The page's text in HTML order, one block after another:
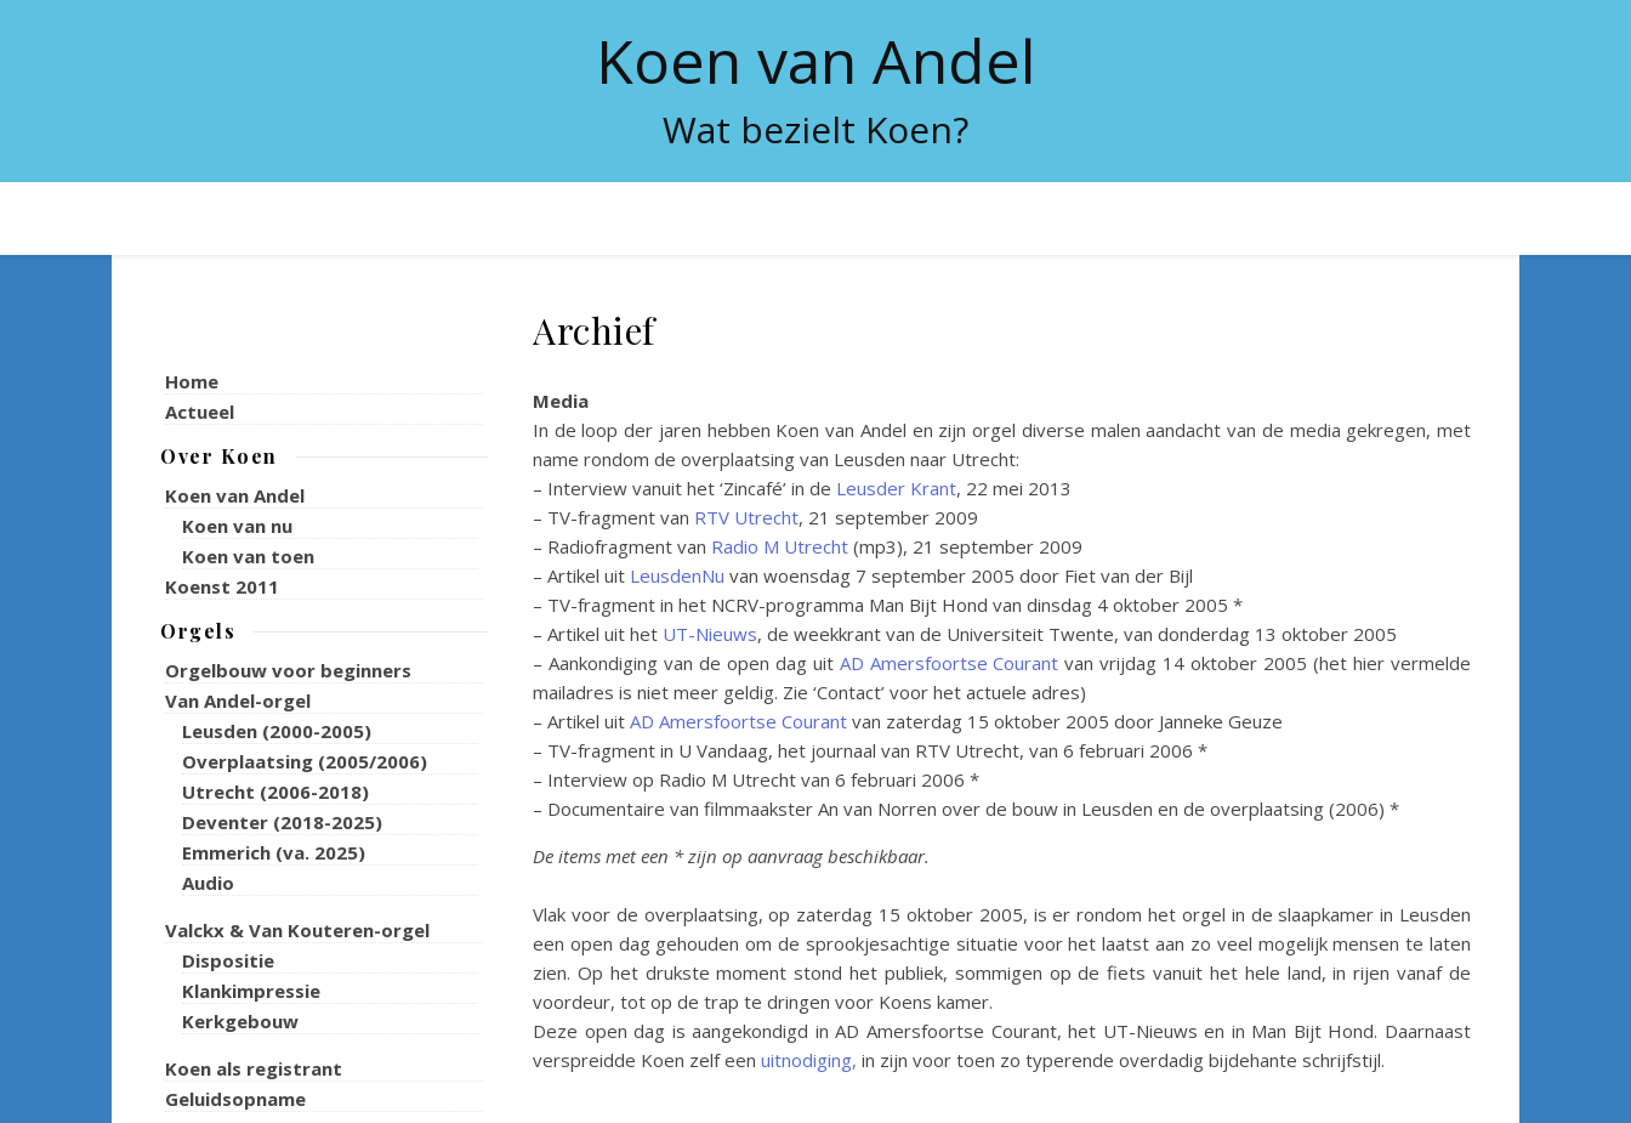
Koen van Andel
Wat bezielt Koen?
Home
Actueel
Over Koen
Koen van Andel
Koen van nu
Koen van toen
Koenst 2011
Orgels
Orgelbouw voor beginners
Van Andel-orgel
Leusden (2000-2005)
Overplaatsing (2005/2006)
Utrecht (2006-2018)
Deventer (2018-2025)
Emmerich (va. 2025)
Audio
Valckx & Van Kouteren-orgel
Dispositie
Klankimpressie
Kerkgebouw
Koen als registrant
Geluidsopname
Archief
Media
In de loop der jaren hebben Koen van Andel en zijn orgel diverse malen aandacht van de media gekregen, met
name rondom de overplaatsing van Leusden naar Utrecht:
– Interview vanuit het ‘Zincafé’ in de Leusder Krant, 22 mei 2013
– TV-fragment van RTV Utrecht, 21 september 2009
– Radiofragment van Radio M Utrecht (mp3), 21 september 2009
– Artikel uit LeusdenNu van woensdag 7 september 2005 door Fiet van der Bijl
– TV-fragment in het NCRV-programma Man Bijt Hond van dinsdag 4 oktober 2005 *
– Artikel uit het UT-Nieuws, de weekkrant van de Universiteit Twente, van donderdag 13 oktober 2005
– Aankondiging van de open dag uit AD Amersfoortse Courant van vrijdag 14 oktober 2005 (het hier vermelde
mailadres is niet meer geldig. Zie ‘Contact’ voor het actuele adres)
– Artikel uit AD Amersfoortse Courant van zaterdag 15 oktober 2005 door Janneke Geuze
– TV-fragment in U Vandaag, het journaal van RTV Utrecht, van 6 februari 2006 *
– Interview op Radio M Utrecht van 6 februari 2006 *
– Documentaire van filmmaakster An van Norren over de bouw in Leusden en de overplaatsing (2006) *
De items met een * zijn op aanvraag beschikbaar.
Vlak voor de overplaatsing, op zaterdag 15 oktober 2005, is er rondom het orgel in de slaapkamer in Leusden
een open dag gehouden om de sprookjesachtige situatie voor het laatst aan zo veel mogelijk mensen te laten
zien. Op het drukste moment stond het publiek, sommigen op de fiets vanuit het hele land, in rijen vanaf de
voordeur, tot op de trap te dringen voor Koens kamer.
Deze open dag is aangekondigd in AD Amersfoortse Courant, het UT-Nieuws en in Man Bijt Hond. Daarnaast
verspreidde Koen zelf een uitnodiging, in zijn voor toen zo typerende overdadig bijdehante schrijfstijl.